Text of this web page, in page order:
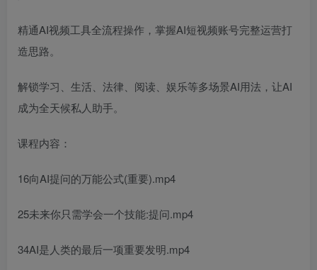
精通AI视频工具全流程操作，掌握AI短视频账号完整运营打
造思路。
解锁学习、生活、法律、阅读、娱乐等多场景AI用法，让AI
成为全天候私人助手。
课程内容：
16向AI提问的万能公式(重要).mp4
25未来你只需学会一个技能:提问.mp4
34AI是人类的最后一项重要发明.mp4